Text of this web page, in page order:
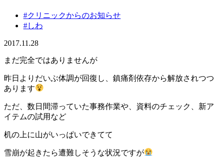
#クリニックからのお知らせ
#しわ
2017.11.28
まだ完全ではありませんが
昨日よりだいぶ体調が回復し、鎮痛剤依存から解放されつつ
あります
ただ、数日間滞っていた事務作業や、資料のチェック、新ア
イテムの試用など
机の上に山がいっぱいできてて
雪崩が起きたら遭難しそうな状況ですが